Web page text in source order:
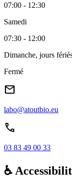
07:00 - 12:30
Samedi
07:30 - 12:00
Dimanche, jours
Fermé
mail
labo@atoutbio.eu
call
03 83 49 00 33
♿